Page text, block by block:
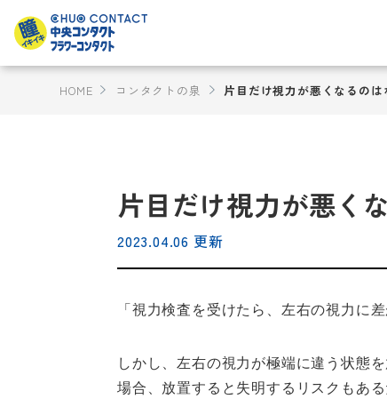
HOME コンタクトの泉 片目だけ視力が悪くなるの
片目だけ視力が悪く
2023.04.06 更新
「視力検査を受けたら、左右の視力に
しかし、左右の視力が極端に違う状態
場合、放置すると失明するリスクもあ